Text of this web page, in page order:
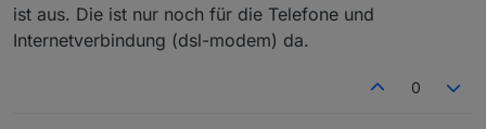
ist aus. Die ist nur noch für die Telefone und
Internetverbindung (dsl-modem) da.
0